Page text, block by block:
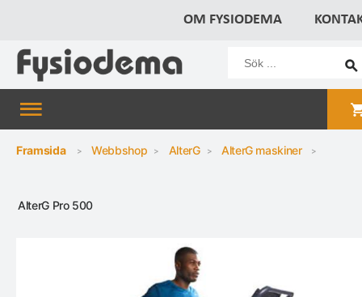
OM FYSIODEMA
Framsida Webbshop AlterG AlterG maskiner
AlterG Pro 500